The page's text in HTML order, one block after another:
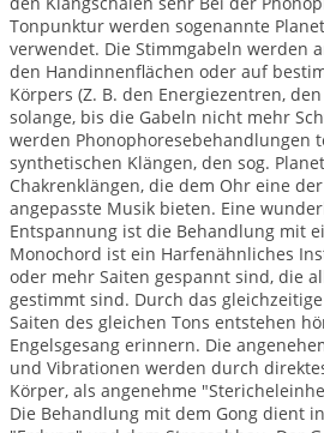
Tonpunktur werden sogenannte
verwendet. Die Stimmgabeln werden
den Handinnenflächen oder auf
Körpers (Z. B. den Energiezentren,
solange, bis die Gabeln nicht mehr
werden Phonophoresebehandlungen
synthetischen Klängen, den sog.
Chakrenklängen, die dem Ohr eine
angepasste Musik bieten. Eine
Entspannung ist die Behandlung mit
Monochord ist ein Harfenähnliches
oder mehr Saiten gespannt sind, die
gestimmt sind. Durch das
Saiten des gleichen Tons entstehen
Engelsgesang erinnern. Die
und Vibrationen werden durch
Körper, als angenehme
Die Behandlung mit dem Gong dient